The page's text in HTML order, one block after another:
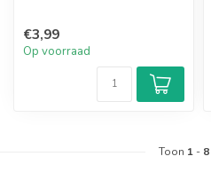
€3,99
Op voorraad
Toon 1 - 8